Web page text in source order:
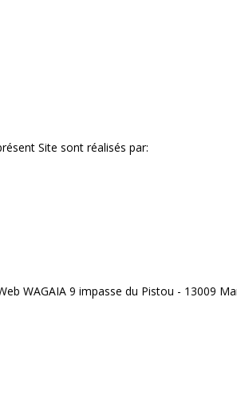
Site sont réalisés par:
WAGAIA 9 impasse du Pistou - 13009